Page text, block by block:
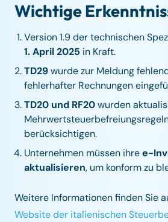
Wichtige
Version 1.9 der technischen
1. April 2025 in Kraft.
TD29wurde zur Meldung
fehlerhafter Rechnungen
TD20 und RF20wurden
berücksichtigen.
Unternehmen müssen ihree-
aktualisieren, um konform zu
Weitere Informationen finden Sie
Website der italienischen